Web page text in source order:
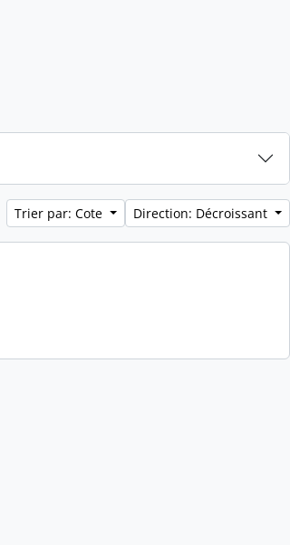
Trier par: Cote Direction: Décroissant